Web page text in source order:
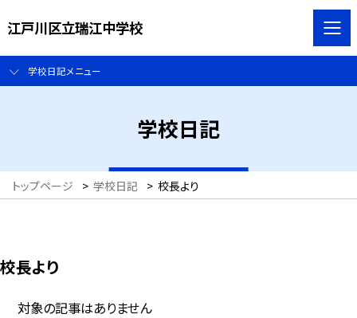
江戸川区立瑞江中学校
学校日記メニュー
学校日記
トップページ > 学校日記 > 校長より
校長より
対象の記事はありません